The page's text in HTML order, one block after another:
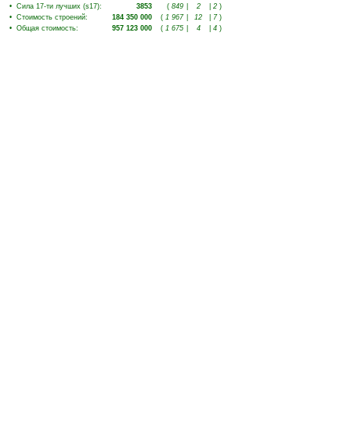
• Сила 17-ти лучших (s17): 3853 ( 849 2 2 )
• Стоимость строений: 184 350 000 ( 1 967 12 7 )
• Общая стоимость: 957 123 000 ( 1 675 4 4 )